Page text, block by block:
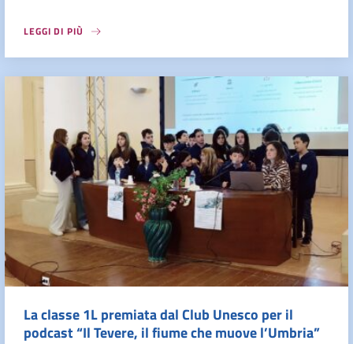
LEGGI DI PIÙ
La classe 1L premiata dal Club Unesco per il
podcast “Il Tevere, il fiume che muove l’Umbria”